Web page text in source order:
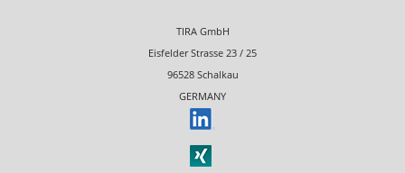
TIRA GmbH
Eisfelder Strasse 23 / 25
96528 Schalkau
GERMANY